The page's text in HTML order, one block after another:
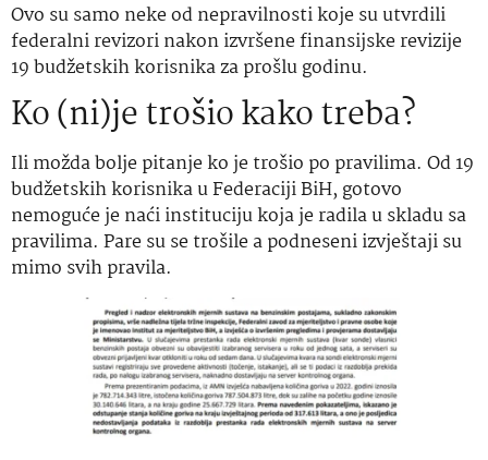
Ovo su samo neke od nepravilnosti koje su utvrdili
federalni revizori nakon izvršene finansijske revizije
19 budžetskih korisnika za prošlu godinu.
Ko (ni)je trošio kako treba?
Ili možda bolje pitanje ko je trošio po pravilima. Od 19
budžetskih korisnika u Federaciji BiH, gotovo
nemoguće je naći instituciju koja je radila u skladu sa
pravilima. Pare su se trošile a podneseni izvještaji su
mimo svih pravila.